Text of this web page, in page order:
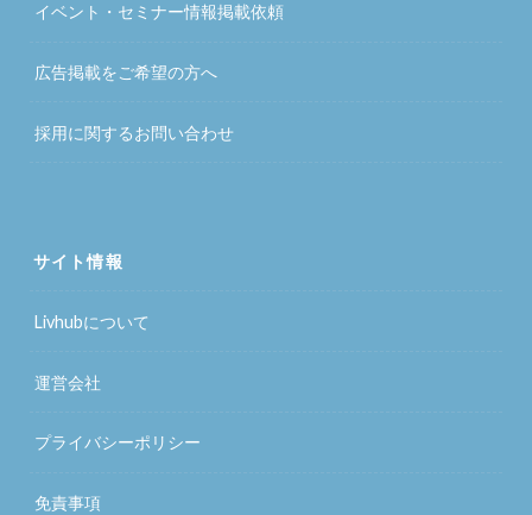
イベント・セミナー情報掲載依頼
広告掲載をご希望の方へ
採用に関するお問い合わせ
サイト情報
Livhubについて
運営会社
プライバシーポリシー
免責事項